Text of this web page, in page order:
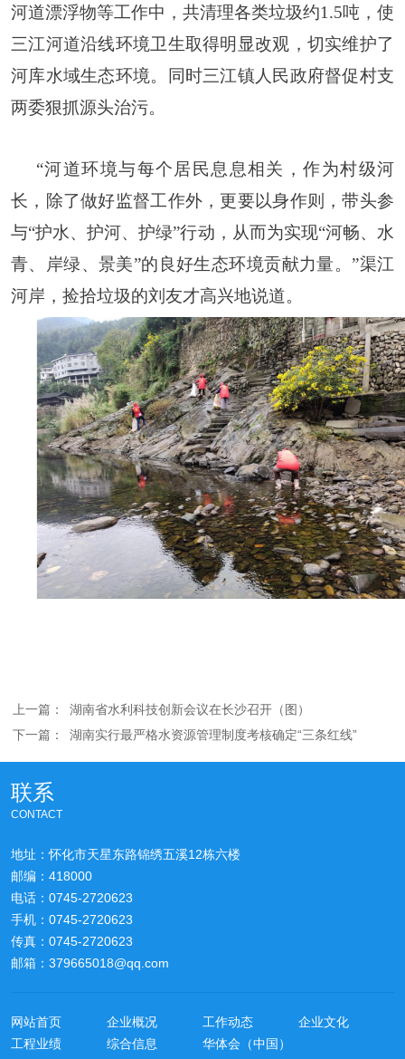
河道漂浮物等工作中，共清理各类垃圾约1.5吨，使
三江河道沿线环境卫生取得明显改观，切实维护了
河库水域生态环境。同时三江镇人民政府督促村支
两委狠抓源头治污。
“河道环境与每个居民息息相关，作为村级河
长，除了做好监督工作外，更要以身作则，带头参
与“护水、护河、护绿”行动，从而为实现“河畅、水
青、岸绿、景美”的良好生态环境贡献力量。”渠江
河岸，捡拾垃圾的刘友才高兴地说道。
上一篇：
湖南省水利科技创新会议在长沙召开（图）
下一篇：
湖南实行最严格水资源管理制度考核确定“三条红线”
联系
CONTACT
地址：怀化市天星东路锦绣五溪12栋六楼
邮编：418000
电话：0745-2720623
手机：0745-2720623
传真：0745-2720623
邮箱：379665018@qq.com
网站首页 企业概况 工作动态
企业文化
工程业绩
综合信息 华体会（中国）